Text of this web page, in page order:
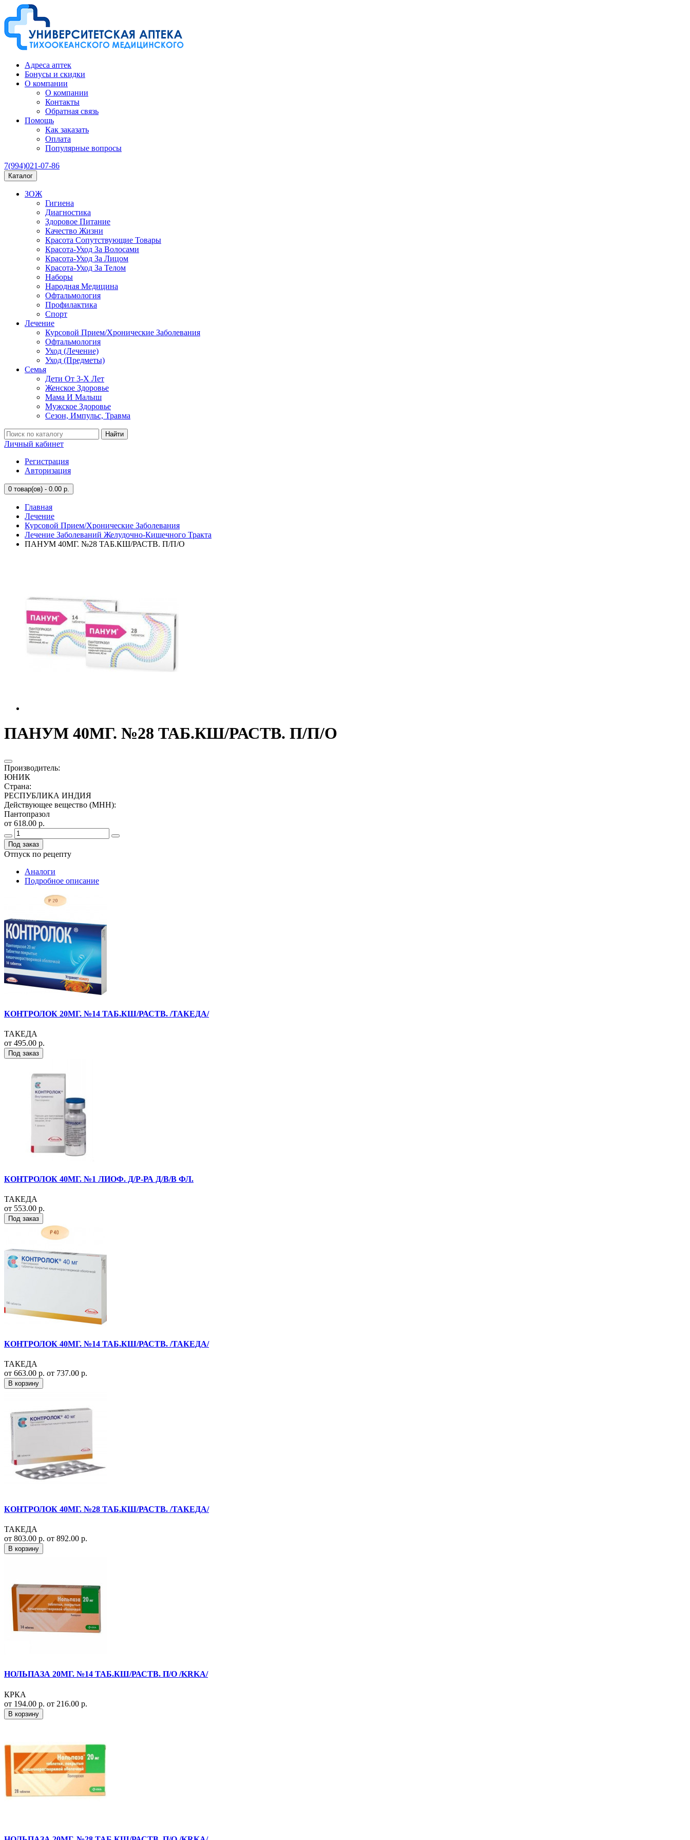
Адреса аптек
Бонусы и скидки
О компании
О компании
Контакты
Обратная связь
Помощь
Как заказать
Оплата
Популярные вопросы
7(994)021-07-86
Каталог
ЗОЖ
Гигиена
Диагностика
Здоровое Питание
Качество Жизни
Красота Сопутствующие Товары
Красота-Уход За Волосами
Красота-Уход За Лицом
Красота-Уход За Телом
Наборы
Народная Медицина
Офтальмология
Профилактика
Спорт
Лечение
Курсовой Прием/Хронические Заболевания
Офтальмология
Уход (Лечение)
Уход (Предметы)
Семья
Дети От 3-Х Лет
Женское Здоровье
Мама И Малыш
Мужское Здоровье
Сезон, Импульс, Травма
Найти
Личный кабинет
Регистрация
Авторизация
0 товар(ов) - 0.00 р.
Главная
Лечение
Курсовой Прием/Хронические Заболевания
Лечение Заболеваний Желудочно-Кишечного Тракта
ПАНУМ 40МГ. №28 ТАБ.КШ/РАСТВ. П/П/О
ПАНУМ 40МГ. №28 ТАБ.КШ/РАСТВ. П/П/О
Производитель:
ЮНИК
Страна:
РЕСПУБЛИКА ИНДИЯ
Действующее вещество (МНН):
Пантопразол
от 618.00 р.
Под заказ
Отпуск по рецепту
Аналоги
Подробное описание
КОНТРОЛОК 20МГ. №14 ТАБ.КШ/РАСТВ. /ТАКЕДА/
ТАКЕДА
от 495.00 р.
Под заказ
КОНТРОЛОК 40МГ. №1 ЛИОФ. Д/Р-РА Д/В/В ФЛ.
ТАКЕДА
от 553.00 р.
Под заказ
КОНТРОЛОК 40МГ. №14 ТАБ.КШ/РАСТВ. /ТАКЕДА/
ТАКЕДА
от 663.00 р. от 737.00 р.
В корзину
КОНТРОЛОК 40МГ. №28 ТАБ.КШ/РАСТВ. /ТАКЕДА/
ТАКЕДА
от 803.00 р. от 892.00 р.
В корзину
НОЛЬПАЗА 20МГ. №14 ТАБ.КШ/РАСТВ. П/О /KRKA/
КРКА
от 194.00 р. от 216.00 р.
В корзину